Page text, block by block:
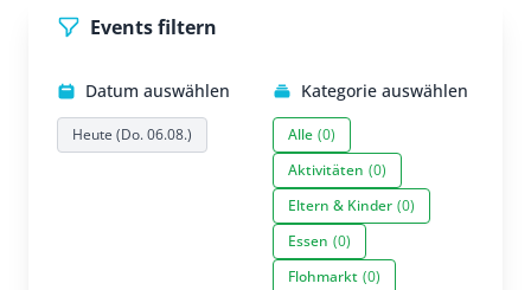
Events filtern
Datum auswählen
Heute (Do. 06.08.)
Kategorie auswählen
Alle (0)
Aktivitäten (0)
Eltern & Kinder (0)
Essen (0)
Flohmarkt (0)